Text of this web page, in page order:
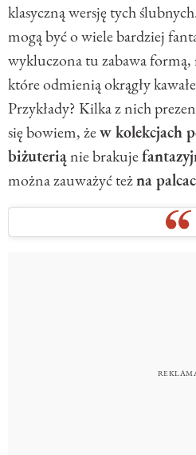
klasyczną wersję tych
mogą być o wiele bardziej
wykluczona tu zabawa formą,
które odmienią okrągły
Przykłady? Kilka z nich
się bowiem, żew kolekcjach
biżuteriąnie brakuje
można zauważyć teżna